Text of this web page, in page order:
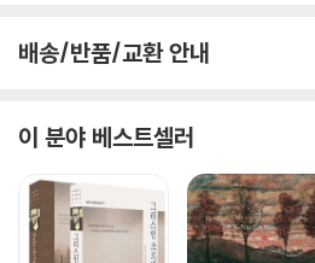
배송/반품/교환 안내
이 분야 베스트셀러